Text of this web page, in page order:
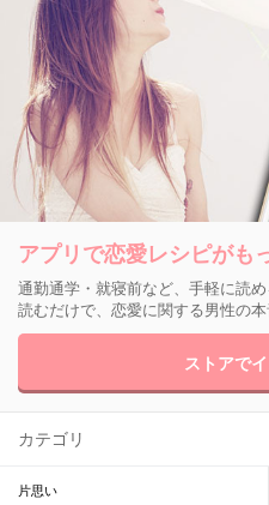
アプリで恋愛レシピがも
通勤通学・就寝前など、手軽に読
読むだけで、恋愛に関する男性の
ストアで
カテゴリ
片思い